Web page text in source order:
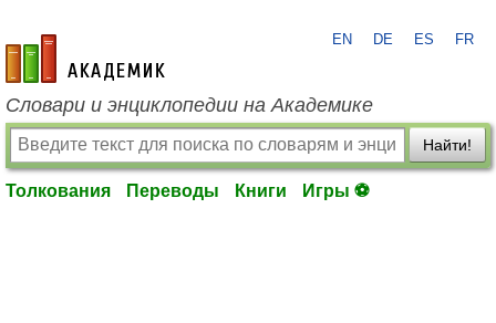
academic.ru
EN DE ES FR
Словари и энциклопедии на Академике
Найти!
Толкования Переводы Книги Игры ⚽